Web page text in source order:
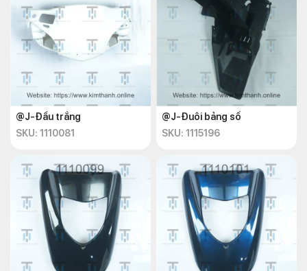
@J-Đầu trắng
SKU: 1110081
@J-Đuôi bảng số
SKU: 1115196